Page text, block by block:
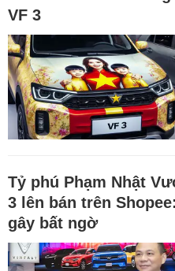
VF 3
Tỷ phú Phạm Nhật
3 lên bán trên
gây bất ngờ